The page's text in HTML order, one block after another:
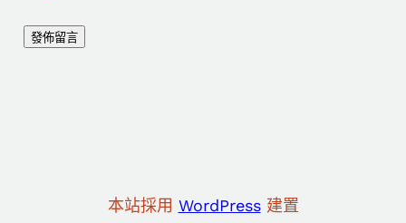
本站採用 WordPress建置